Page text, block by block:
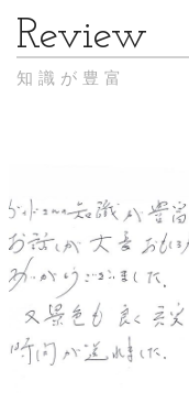
知識が豊富